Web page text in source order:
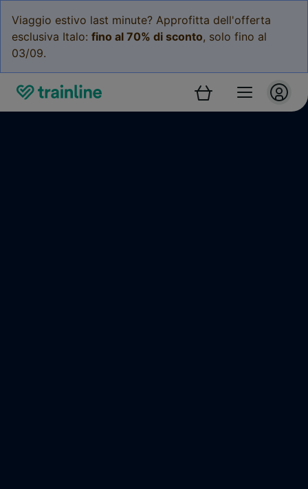
Viaggio estivo last minute? Approfitta dell'offerta
esclusiva Italo: fino al 70% di sconto, solo fino al
03/09.